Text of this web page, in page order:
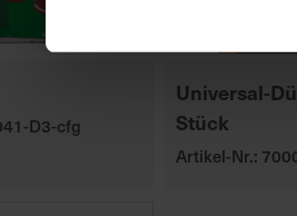
D3-cfg
Universal-
Stück
Artikel-Nr.: